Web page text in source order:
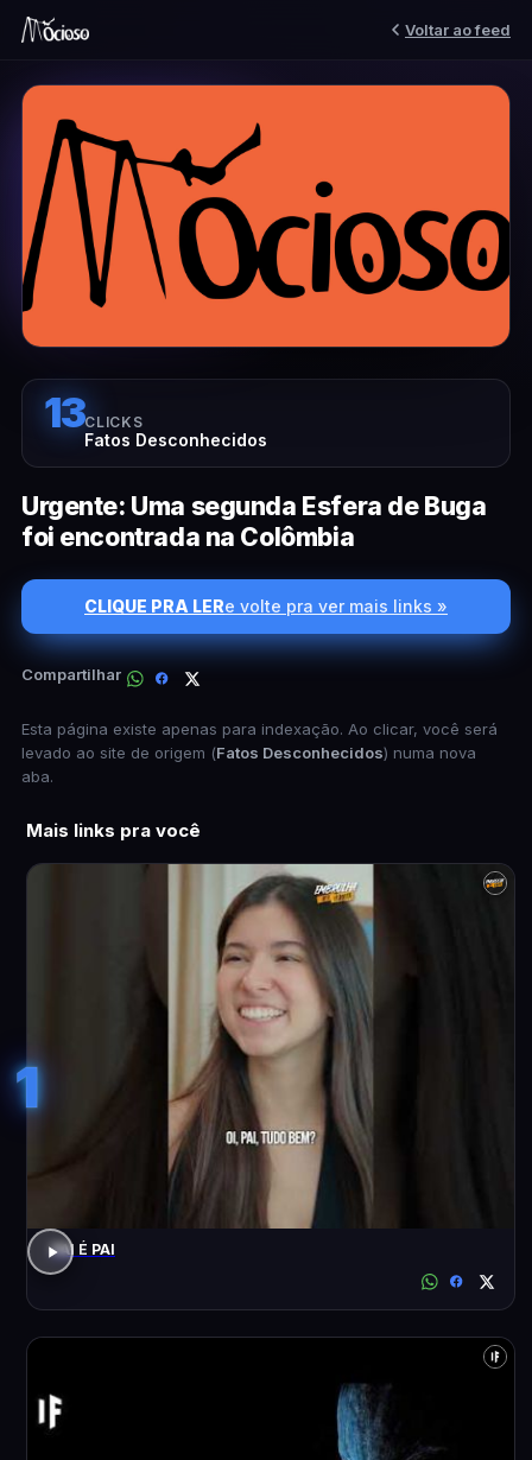
Voltar ao feed
13CLICKS
Fatos Desconhecidos
Urgente: Uma segunda Esfera de Buga
foi encontrada na Colômbia
CLIQUE PRA LERe volte pra ver mais links »
Compartilhar
Esta página existe apenas para indexação. Ao clicar, você será
levado ao site de origem (Fatos Desconhecidos) numa nova
aba.
Mais links pra você
1
PAI É PAI